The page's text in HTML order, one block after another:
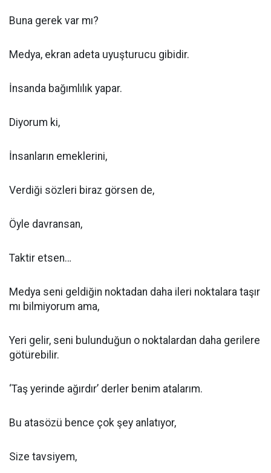
Buna gerek var mı?
Medya, ekran adeta uyuşturucu gibidir.
İnsanda bağımlılık yapar.
Diyorum ki,
İnsanların emeklerini,
Verdiği sözleri biraz görsen de,
Öyle davransan,
Taktir etsen…
Medya seni geldiğin noktadan daha ileri noktalara taşır
mı bilmiyorum ama,
Yeri gelir, seni bulunduğun o noktalardan daha gerilere
götürebilir.
‘Taş yerinde ağırdır’ derler benim atalarım.
Bu atasözü bence çok şey anlatıyor,
Size tavsiyem,